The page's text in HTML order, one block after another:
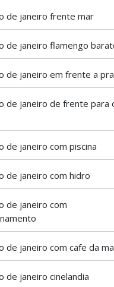
de janeiro frente mar
de janeiro flamengo
de janeiro em frente a
de janeiro de frente para
de janeiro com piscina
de janeiro com hidro
de janeiro com
de janeiro com cafe da
de janeiro cinelandia